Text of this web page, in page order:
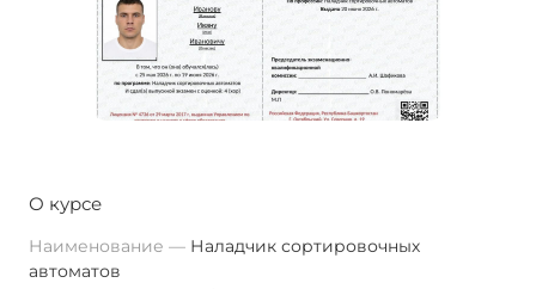
О курсе
Наименование
Наладчик сортировочных
автоматов